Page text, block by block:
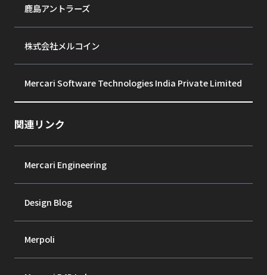
鹿島アントラーズ
株式会社メルコイン
Mercari Software Technologies India Private Limited
関連リンク
Mercari Engineering
Design Blog
Merpoli